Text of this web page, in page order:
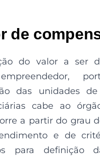
de
do valor a ser
das unidades de
cabe ao
a partir do grau
e de
para definição